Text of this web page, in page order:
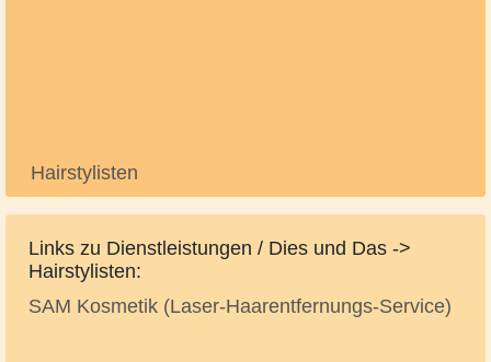
Hairstylisten
Links zu Dienstleistungen / Dies und Das ->
Hairstylisten:
SAM Kosmetik (Laser-Haarentfernungs-Service)